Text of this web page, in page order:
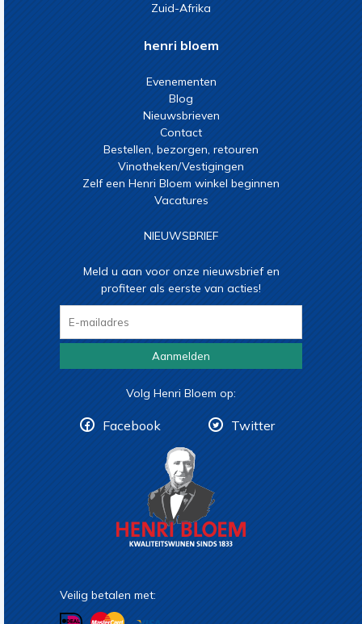
Zuid-Afrika
henri bloem
Evenementen
Blog
Nieuwsbrieven
Contact
Bestellen, bezorgen, retouren
Vinotheken/Vestigingen
Zelf een Henri Bloem winkel beginnen
Vacatures
NIEUWSBRIEF
Meld u aan voor onze nieuwsbrief en
profiteer als eerste van acties!
Aanmelden
Volg Henri Bloem op:
Facebook Twitter
Veilig betalen met: